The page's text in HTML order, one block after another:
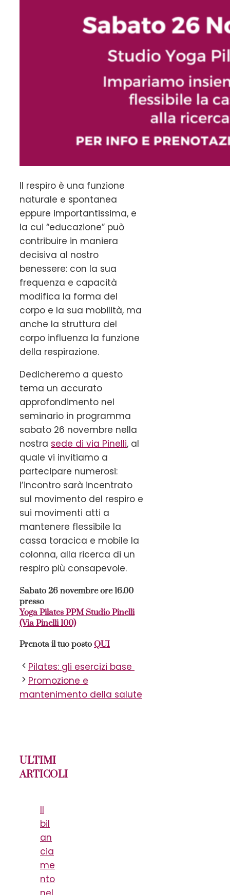
Il respiro è una funzione
naturale e spontanea
eppure importantissima, e
la cui “educazione” può
contribuire in maniera
decisiva al nostro
benessere: con la sua
frequenza e capacità
modifica la forma del
corpo e la sua mobilità, ma
anche la struttura del
corpo influenza la funzione
della respirazione.
Dedicheremo a questo
tema un accurato
approfondimento nel
seminario in programma
sabato 26 novembre nella
nostra sede di via Pinelli, al
quale vi invitiamo a
partecipare numerosi:
l’incontro sarà incentrato
sul movimento del respiro e
sui movimenti atti a
mantenere flessibile la
cassa toracica e mobile la
colonna, alla ricerca di un
respiro più consapevole.
Sabato 26 novembre ore 16.00
presso
Yoga Pilates PPM Studio Pinelli
(Via Pinelli 100)
Prenota il tuo posto QUI
Pilates: gli esercizi base
Promozione e
mantenimento della salute
ULTIMI
ARTICOLI
Il
bil
an
cia
me
nto